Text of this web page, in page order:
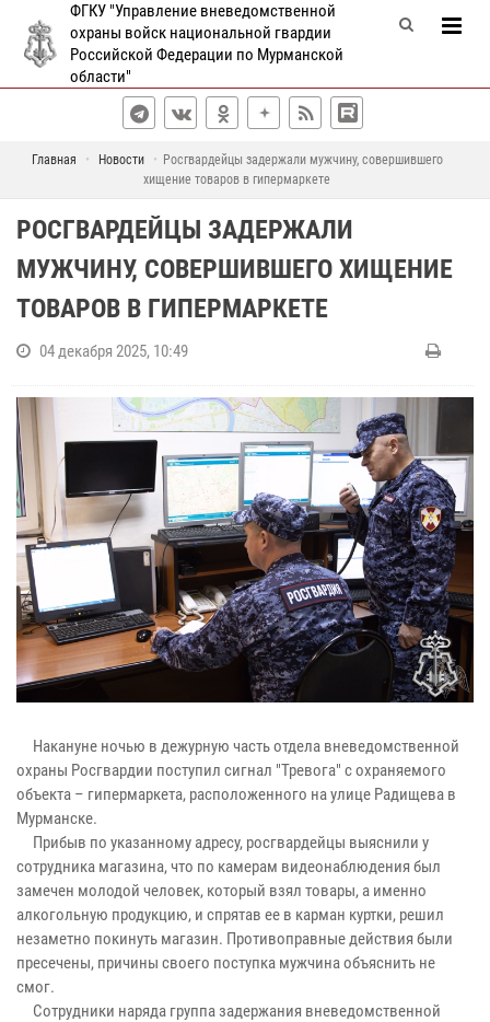
ФГКУ "Управление вневедомственной
охраны войск национальной гвардии
Российской Федерации по Мурманской
области"
Главная Новости
Росгвардейцы задержали мужчину, совершившего
хищение товаров в гипермаркете
РОСГВАРДЕЙЦЫ ЗАДЕРЖАЛИ
МУЖЧИНУ, СОВЕРШИВШЕГО ХИЩЕНИЕ
ТОВАРОВ В ГИПЕРМАРКЕТЕ
04 декабря 2025, 10:49
Накануне ночью в дежурную часть отдела вневедомственной
охраны Росгвардии поступил сигнал "Тревога" с охраняемого
объекта – гипермаркета, расположенного на улице Радищева в
Мурманске.
Прибыв по указанному адресу, росгвардейцы выяснили у
сотрудника магазина, что по камерам видеонаблюдения был
замечен молодой человек, который взял товары, а именно
алкогольную продукцию, и спрятав ее в карман куртки, решил
незаметно покинуть магазин. Противоправные действия были
пресечены, причины своего поступка мужчина объяснить не
смог.
Сотрудники наряда группа задержания вневедомственной